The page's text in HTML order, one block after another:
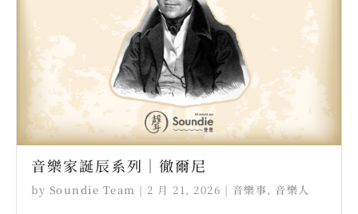
音樂家誕辰系列｜徹爾尼
by Soundie Team | 2 月 21, 2026 | 音樂事, 音樂人